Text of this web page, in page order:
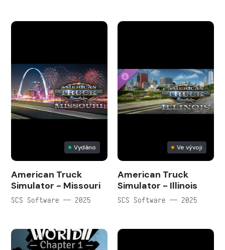
Vydáno
American Truck
Simulator - Missouri
SCS Software — 2025
Ve vývoji
American Truck
Simulator - Illinois
SCS Software — 2025